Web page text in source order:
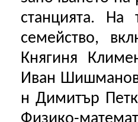
станцията. На
семейство,
Княгиня
Иван
н Димитър